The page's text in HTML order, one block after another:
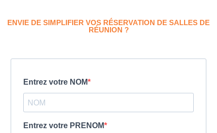
ENVIE DE SIMPLIFIER VOS RÉSERVATION DE SALLES DE
RÉUNION ?
Entrez votre NOM
Entrez votre PRENOM